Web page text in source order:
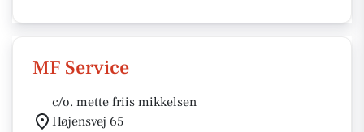
MF Service
c/o. mette friis mikkelsen
Højensvej 65